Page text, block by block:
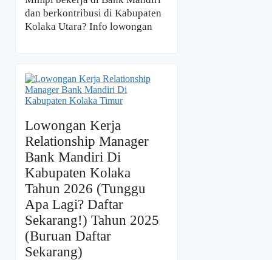
dan berkontribusi di Kabupaten
Kolaka Utara? Info lowongan
Lowongan Kerja
Relationship Manager
Bank Mandiri Di
Kabupaten Kolaka
Tahun 2026 (Tunggu
Apa Lagi? Daftar
Sekarang!) Tahun 2025
(Buruan Daftar
Sekarang)